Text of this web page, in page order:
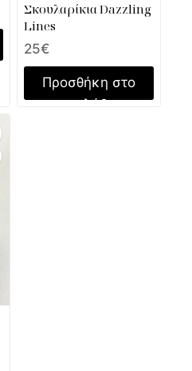
Σκουλαρίκια Dazzling
Lines
25€
Προσθήκη στο
καλάθι